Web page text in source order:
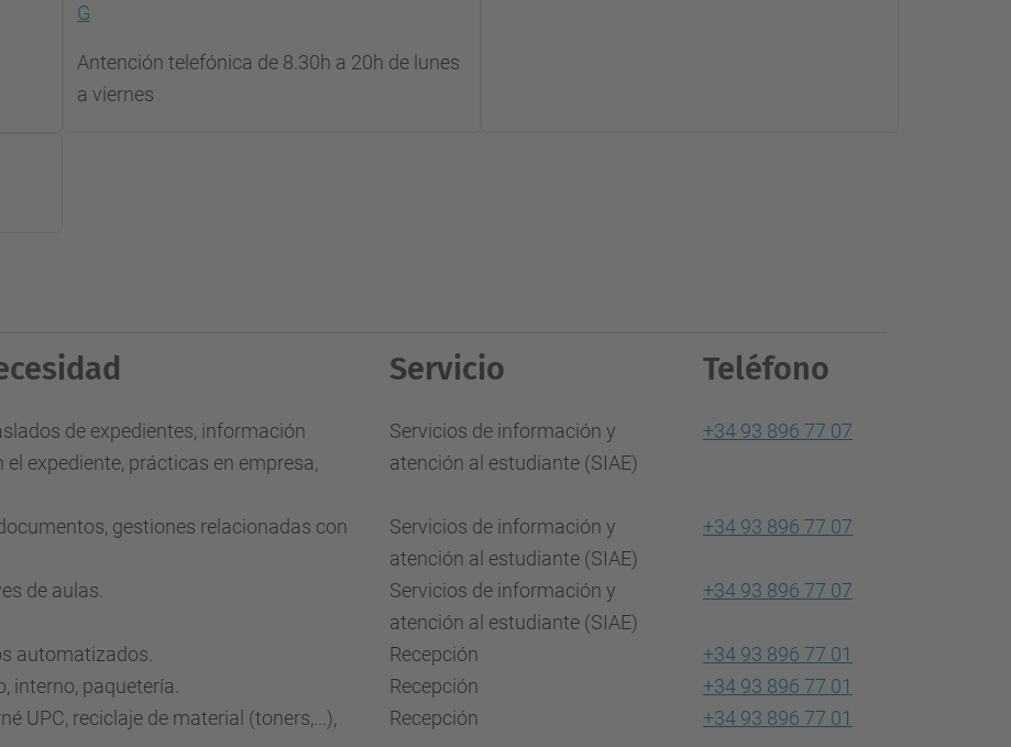
G
Antención telefónica de 8.30h a 20h de lunes
a viernes
Servicio Teléfono
de expedientes, información
el expediente, prácticas en empresa,
Servicios de información y
atención al estudiante (SIAE)
+34 93 896 77 07
gestiones relacionadas con
Servicios de información y
atención al estudiante (SIAE)
+34 93 896 77 07
de aulas.
Servicios de información y
atención al estudiante (SIAE)
+34 93 896 77 07
automatizados. Recepción
+34 93 896 77 01
interno, paquetería. Recepción
+34 93 896 77 01
UPC, reciclaje de material (toners,...),
Recepción +34 93 896 77 01